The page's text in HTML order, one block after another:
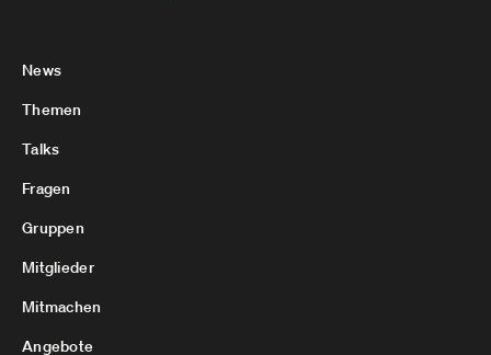
News
Themen
Talks
Fragen
Gruppen
Mitglieder
Mitmachen
Angebote